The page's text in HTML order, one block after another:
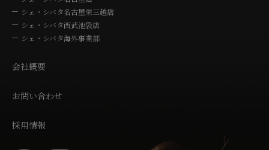
シェ・シバタ名古屋栄三越店
シェ・シバタ西武池袋店
シェ・シバタ海外事業部
会社概要
お問い合わせ
採用情報